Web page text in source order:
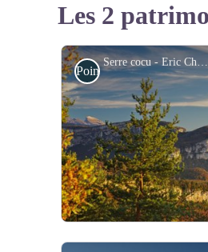
Les 2
Serre cocu - Eric Charron/PNRV
Point de Vue